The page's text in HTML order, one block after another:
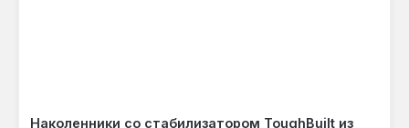
Наколенники со стабилизатором ToughBuilt из